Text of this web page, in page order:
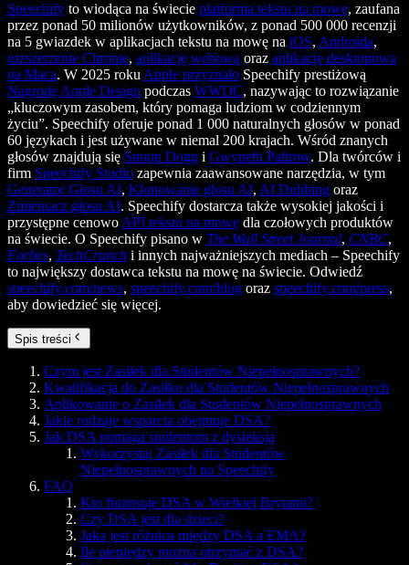
Speechify to wiodąca na świecie platforma tekstu na mowę, zaufana
przez ponad 50 milionów użytkowników, z ponad 500 000 recenzji
na 5 gwiazdek w aplikacjach tekstu na mowę na iOS, Androida,
rozszerzenie Chrome, aplikację webową oraz aplikację desktopową
na Maca. W 2025 roku Apple przyznało Speechify prestiżową
Nagrodę Apple Design podczas WWDC, nazywając to rozwiązanie
„kluczowym zasobem, który pomaga ludziom w codziennym
życiu”. Speechify oferuje ponad 1 000 naturalnych głosów w ponad
60 językach i jest używane w niemal 200 krajach. Wśród znanych
głosów znajdują się Snoop Dogg i Gwyneth Paltrow. Dla twórców i
firm Speechify Studio zapewnia zaawansowane narzędzia, w tym
Generator Głosu AI, Klonowanie głosu AI, AI Dubbing oraz
Zmieniacz głosu AI. Speechify dostarcza także wysokiej jakości i
przystępne cenowo API tekstu na mowę dla czołowych produktów
na świecie. O Speechify pisano w The Wall Street Journal, CNBC,
Forbes, TechCrunch i innych najważniejszych mediach – Speechify
to największy dostawca tekstu na mowę na świecie. Odwiedź
speechify.com/news, speechify.com/blog oraz speechify.com/press,
aby dowiedzieć się więcej.
Spis treści
Czym jest Zasiłek dla Studentów Niepełnosprawnych?
Kwalifikacja do Zasiłku dla Studentów Niepełnosprawnych
Aplikowanie o Zasiłek dla Studentów Niepełnosprawnych
Jakie rodzaje wsparcia obejmuje DSA?
Jak DSA pomaga studentom z dysleksją
Wykorzystaj Zasiłek dla Studentów
Niepełnosprawnych na Speechify
FAQ
Kto finansuje DSA w Wielkiej Brytanii?
Czy DSA jest dla dzieci?
Jaka jest różnica między DSA a EMA?
Ile pieniędzy można otrzymać z DSA?